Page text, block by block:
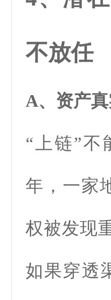
不放任
A、资产
“上链”不
年，一家
权被发现
如果穿透